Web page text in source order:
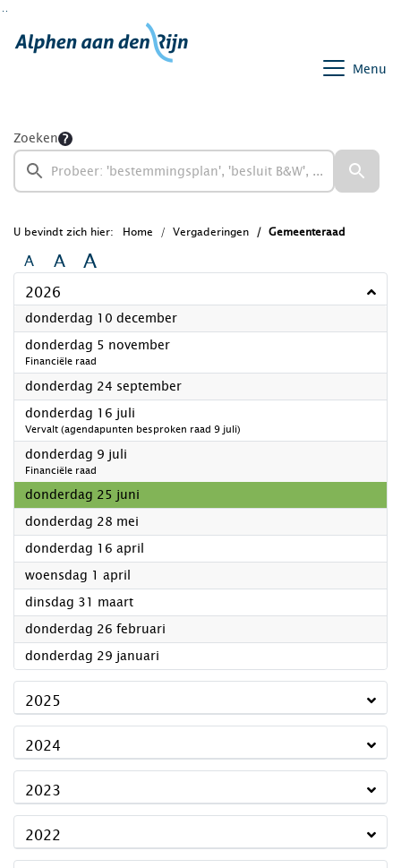
Ga naar de inhoud van deze pagina
Menu
Zoeken
U bevindt zich hier: Home Vergaderingen Gemeenteraad
A A A
2026
donderdag 10 december2026
donderdag 5 november2026
Financiële raad
donderdag 24 september2026
donderdag 16 juli
Vervalt (agendapunten besproken raad 9 juli)
donderdag 9 juli
Financiële raad
donderdag 25 juni
donderdag 28 mei
donderdag 16 april
woensdag 1 april
dinsdag 31 maart2026
donderdag 26 februari
donderdag 29 januari
2025
2024
2023
2022